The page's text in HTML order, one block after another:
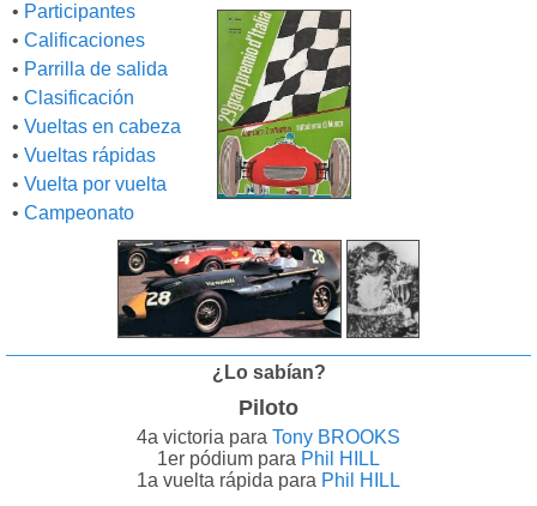
• Participantes
• Calificaciones
• Parrilla de salida
• Clasificación
• Vueltas en cabeza
• Vueltas rápidas
• Vuelta por vuelta
• Campeonato
¿Lo sabían?
Piloto
4a victoria para Tony BROOKS
1er pódium para Phil HILL
1a vuelta rápida para Phil HILL